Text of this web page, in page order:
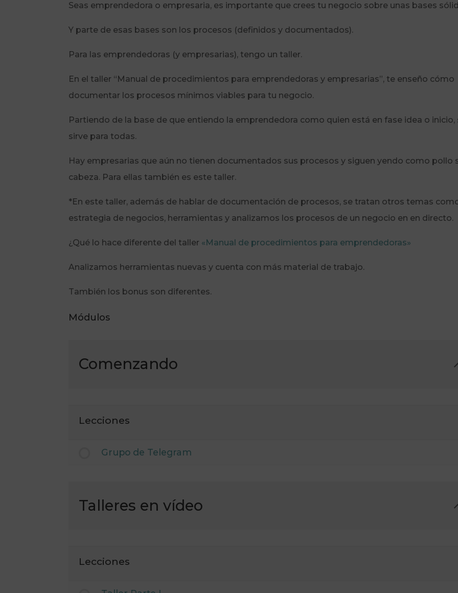
Seas emprendedora o empresaria, es importante que crees tu negocio sobre unas bases
Y parte de esas bases son los procesos (definidos y documentados).
Para las emprendedoras (y empresarias), tengo un taller.
En el taller “Manual de procedimientos para emprendedoras y empresarias”, te enseño cómo
documentar los procesos mínimos viables para tu negocio.
Partiendo de la base de que entiendo la emprendedora como quien está en fase idea o inicio,
sirve para todas.
Hay empresarias que aún no tienen documentados sus procesos y siguen yendo como pollo
cabeza. Para ellas también es este taller.
*En este taller, además de hablar de documentación de procesos, se tratan otros temas
estrategia de negocios, herramientas y analizamos los procesos de un negocio en en directo.
¿Qué lo hace diferente del taller «Manual de procedimientos para emprendedoras»
Analizamos herramientas nuevas y cuenta con más material de trabajo.
También los bonus son diferentes.
Módulos
Comenzando
Lecciones
Grupo de Telegram
Talleres en vídeo
Lecciones